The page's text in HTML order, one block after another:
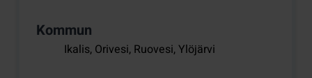
Kommun
Ikalis, Orivesi, Ruovesi, Ylöjärvi